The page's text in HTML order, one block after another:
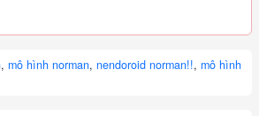
,mô hình norman,nendoroid norman!!,mô hình